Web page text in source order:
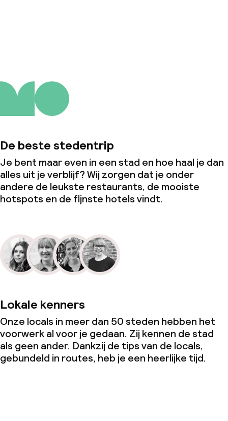
De beste stedentrip
Je bent maar even in een stad en hoe haal je dan
alles uit je verblijf? Wij zorgen dat je onder
andere de leukste restaurants, de mooiste
hotspots en de fijnste hotels vindt.
Lokale kenners
Onze locals in meer dan 50 steden hebben het
voorwerk al voor je gedaan. Zij kennen de stad
als geen ander. Dankzij de tips van de locals,
gebundeld in routes, heb je een heerlijke tijd.